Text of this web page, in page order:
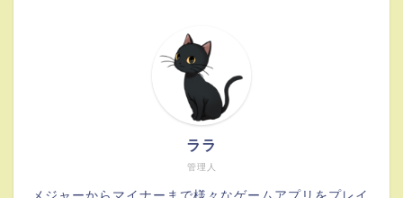
管理人
ララ